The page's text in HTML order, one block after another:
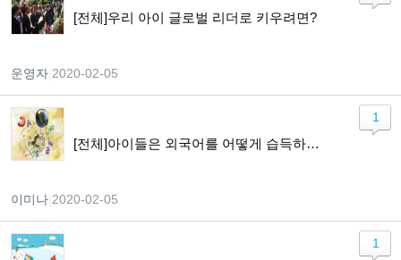
[전체]우리 아이 글로벌 리더로 키우려면?
운영자 2020-02-05
[전체]아이들은 외국어를 어떻게 습득하게 되나요?
이미나 2020-02-05
1
1